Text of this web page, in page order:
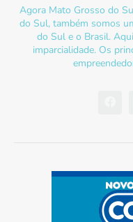
Agora Mato Grosso do
do Sul, também somos
do Sul e o Brasil.
imparcialidade. Os